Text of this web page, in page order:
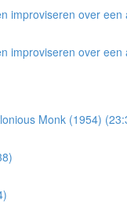
improviseren over
improviseren over
Monk (1954)